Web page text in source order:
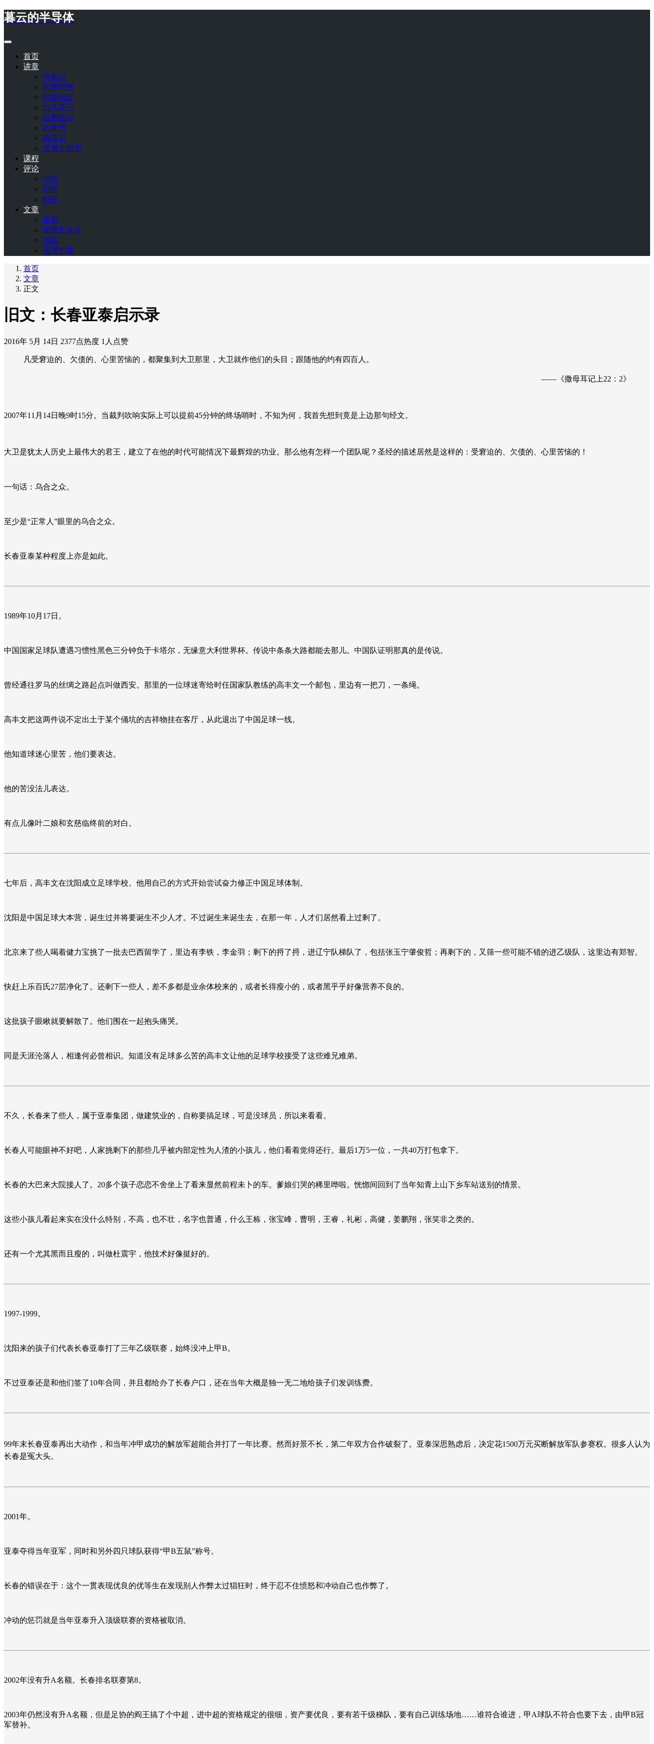
暮云的半导体
首页
讲章
申命记
阿摩司书
约翰福音
出埃及记
以斯帖记
约拿书
路得记
提摩太后书
课程
评论
书评
影评
时评
文章
其他
新教五圣传
诗歌
返璞归真
首页
文章
正文
旧文：长春亚泰启示录
2016年 5月 14日 2377点热度 1人点赞
凡受窘迫的、欠债的、心里苦恼的，都聚集到大卫那里，大卫就作他们的头目；跟随他的约有四百人。
——《撒母耳记上22：2》
2007年11月14日晚9时15分。当裁判吹响实际上可以提前45分钟的终场哨时，不知为何，我首先想到竟是上边那句经文。
大卫是犹太人历史上最伟大的君王，建立了在他的时代可能情况下最辉煌的功业。那么他有怎样一个团队呢？圣经的描述居然是这样的：受窘迫的、欠债的、心里苦恼的！
一句话：乌合之众。
至少是“正常人”眼里的乌合之众。
长春亚泰某种程度上亦是如此。
1989年10月17日。
中国国家足球队遭遇习惯性黑色三分钟负于卡塔尔，无缘意大利世界杯。传说中条条大路都能去那儿。中国队证明那真的是传说。
曾经通往罗马的丝绸之路起点叫做西安。那里的一位球迷寄给时任国家队教练的高丰文一个邮包，里边有一把刀，一条绳。
高丰文把这两件说不定出土于某个俑坑的吉祥物挂在客厅，从此退出了中国足球一线。
他知道球迷心里苦，他们要表达。
他的苦没法儿表达。
有点儿像叶二娘和玄慈临终前的对白。
七年后，高丰文在沈阳成立足球学校。他用自己的方式开始尝试奋力修正中国足球体制。
沈阳是中国足球大本营，诞生过并将要诞生不少人才。不过诞生来诞生去，在那一年，人才们居然看上过剩了。
北京来了些人喝着健力宝挑了一批去巴西留学了，里边有李铁，李金羽；剩下的捋了捋，进辽宁队梯队了，包括张玉宁肇俊哲；再剩下的，又筛一些可能不错的进乙级队，这里边有郑智。
快赶上乐百氏27层净化了。还剩下一些人，差不多都是业余体校来的，或者长得瘦小的，或者黑乎乎好像营养不良的。
这批孩子眼瞅就要解散了。他们围在一起抱头痛哭。
同是天涯沦落人，相逢何必曾相识。知道没有足球多么苦的高丰文让他的足球学校接受了这些难兄难弟。
不久，长春来了些人，属于亚泰集团，做建筑业的，自称要搞足球，可是没球员，所以来看看。
长春人可能眼神不好吧，人家挑剩下的那些几乎被内部定性为人渣的小孩儿，他们看着觉得还行。最后1万5一位，一共40万打包拿下。
长春的大巴来大院接人了。20多个孩子恋恋不舍坐上了看来显然前程未卜的车。爹娘们哭的稀里哗啦。恍惚间回到了当年知青上山下乡车站送别的情景。
这些小孩儿看起来实在没什么特别，不高，也不壮，名字也普通，什么王栋，张宝峰，曹明，王睿，礼彬，高健，姜鹏翔，张笑非之类的。
还有一个尤其黑而且瘦的，叫做杜震宇，他技术好像挺好的。
1997-1999。
沈阳来的孩子们代表长春亚泰打了三年乙级联赛，始终没冲上甲B。
不过亚泰还是和他们签了10年合同，并且都给办了长春户口，还在当年大概是独一无二地给孩子们发训练费。
99年末长春亚泰再出大动作，和当年冲甲成功的解放军超能合并打了一年比赛。然而好景不长，第二年双方合作破裂了。亚泰深思熟虑后，决定花1500万元买断解放军队参赛权。很多人认为
长春是冤大头。
2001年。
亚泰夺得当年亚军，同时和另外四只球队获得“甲B五鼠”称号。
长春的错误在于：这个一贯表现优良的优等生在发现别人作弊太过猖狂时，终于忍不住愤怒和冲动自己也作弊了。
冲动的惩罚就是当年亚泰升入顶级联赛的资格被取消。
2002年没有升A名额。长春排名联赛第8。
2003年仍然没有升A名额，但是足协的阎王搞了个中超，进中超的资格规定的很细，资产要优良，要有若干级梯队，要有自己训练场地……谁符合谁进，甲A球队不符合也要下去，由甲B冠
军替补。